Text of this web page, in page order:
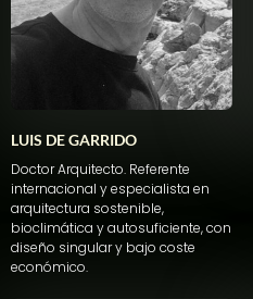
LUIS DE GARRIDO
Doctor Arquitecto. Referente
internacional y especialista en
arquitectura sostenible,
bioclimática y autosuficiente, con
diseño singular y bajo coste
económico.